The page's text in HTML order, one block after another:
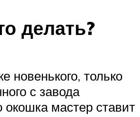
делать?
новенького, только
с завода
окошка мастер ставит